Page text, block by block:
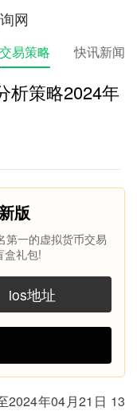
网
交易策略 快讯新闻
析策略2024年
版
第一的虚拟货币交易
盒礼包!
ios地址
2024年04月21日 13